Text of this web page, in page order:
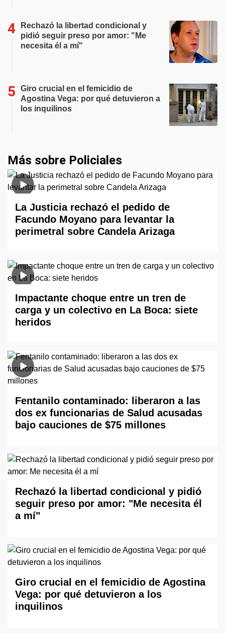
Rechazó la libertad condicional y
pidió seguir preso por amor: "Me
necesita él a mí"
Giro crucial en el femicidio de
Agostina Vega: por qué detuvieron a
los inquilinos
Más sobre Policiales
La Justicia rechazó el pedido de
Facundo Moyano para levantar la
perimetral sobre Candela Arizaga
Impactante choque entre un tren de
carga y un colectivo en La Boca: siete
heridos
Fentanilo contaminado: liberaron a las
dos ex funcionarias de Salud acusadas
bajo cauciones de $75 millones
Rechazó la libertad condicional y pidió
seguir preso por amor: "Me necesita él
a mí"
Giro crucial en el femicidio de Agostina
Vega: por qué detuvieron a los
inquilinos